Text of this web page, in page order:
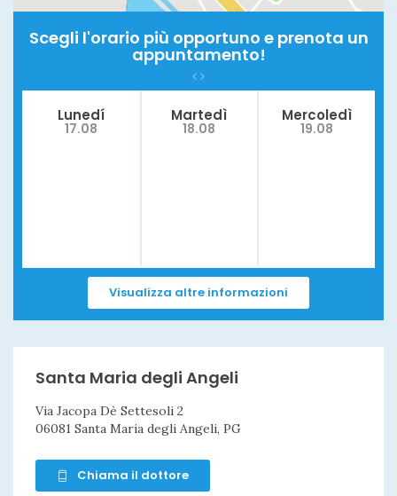
Scegli l'orario più opportuno e prenota un
appuntamento!
Lunedí
17.08
Martedì
18.08
Mercoledì
19.08
Visualizza altre informazioni
Santa Maria degli Angeli
Via Jacopa Dè Settesoli 2
06081 Santa Maria degli Angeli, PG
Chiama il dottore